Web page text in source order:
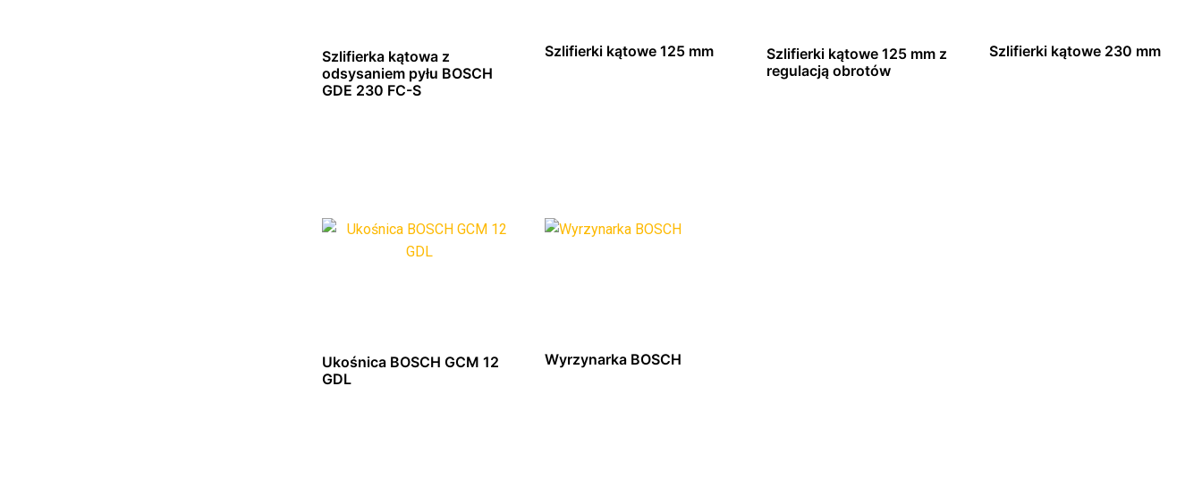
Szlifierka kątowa z
odsysaniem pyłu BOSCH
GDE 230 FC-S
Dowiedz się więcej
Szlifierki kątowe 125 mm
Dowiedz się więcej
Szlifierki kątowe 125 mm z
regulacją obrotów
Szlifierki kątowe 230 mm
Ukośnica BOSCH GCM 12
GDL
Wyrzynarka BOSCH